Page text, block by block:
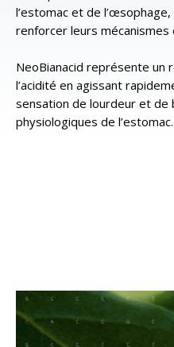
l’estomac et de
renforcer leurs
NeoBianacid représente un
l’acidité en agissant
sensation de lourdeur et de
physiologiques de l’estomac.